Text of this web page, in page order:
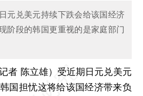
元兑美元持续下跌会给该国经济
阶段的韩国更重视的是家庭部门
者 陈立雄） 受近期日元兑美元
国担忧这将给该国经济带来负